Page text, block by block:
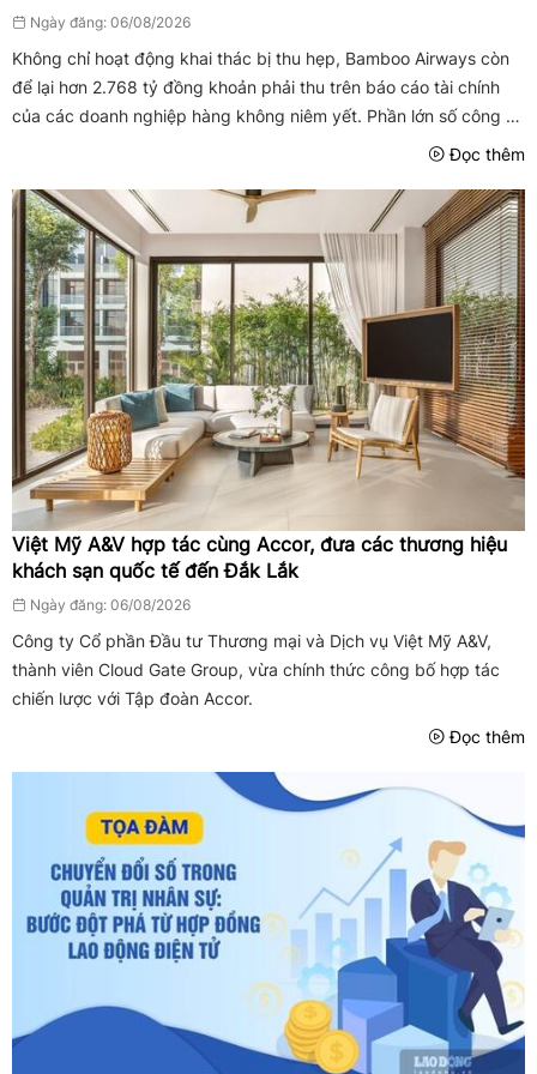
Ngày đăng: 06/08/2026
Không chỉ hoạt động khai thác bị thu hẹp, Bamboo Airways còn
để lại hơn 2.768 tỷ đồng khoản phải thu trên báo cáo tài chính
của các doanh nghiệp hàng không niêm yết. Phần lớn số công nợ
Đọc thêm
Việt Mỹ A&V hợp tác cùng Accor, đưa các thương hiệu
khách sạn quốc tế đến Đắk Lắk
Ngày đăng: 06/08/2026
Công ty Cổ phần Đầu tư Thương mại và Dịch vụ Việt Mỹ A&V,
thành viên Cloud Gate Group, vừa chính thức công bố hợp tác
chiến lược với Tập đoàn Accor.
Đọc thêm